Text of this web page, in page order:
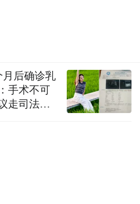
月后确诊乳
手术不可
走司法途